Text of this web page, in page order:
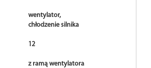
wentylator,
chłodzenie silnika
12
z ramą wentylatora